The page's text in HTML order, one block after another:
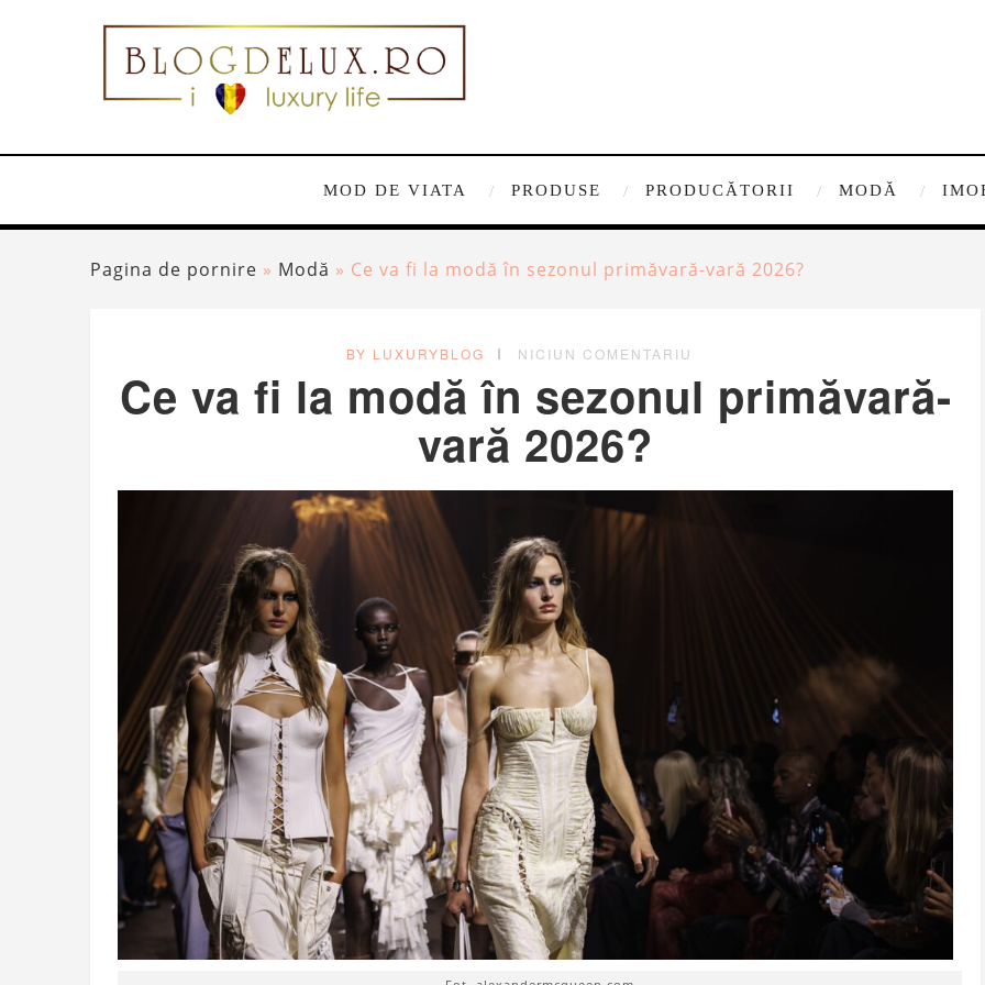
MOD DE VIATA PRODUSE PRODUCĂTORII MODĂ
Pagina de pornire » Modă » Ce va fi la modă în sezonul primăvară-vară 2026?
BY LUXURYBLOG NICIUN COMENTARIU
Ce va fi la modă în sezonul primăvară-
vară 2026?